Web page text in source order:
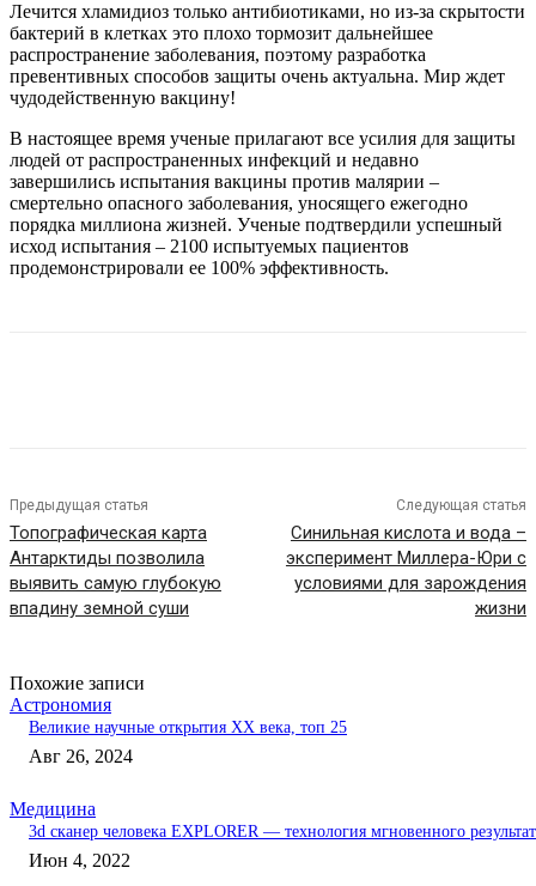
Лечится хламидиоз только антибиотиками, но из-за скрытости
бактерий в клетках это плохо тормозит дальнейшее
распространение заболевания, поэтому разработка
превентивных способов защиты очень актуальна. Мир ждет
чудодейственную вакцину!
В настоящее время ученые прилагают все усилия для защиты
людей от распространенных инфекций и недавно
завершились испытания вакцины против малярии –
смертельно опасного заболевания, уносящего ежегодно
порядка миллиона жизней. Ученые подтвердили успешный
исход испытания – 2100 испытуемых пациентов
продемонстрировали ее 100% эффективность.
Предыдущая статья
Топографическая карта
Антарктиды позволила
выявить самую глубокую
впадину земной суши
Следующая статья
Синильная кислота и вода –
эксперимент Миллера-Юри с
условиями для зарождения
жизни
Похожие записи
Астрономия
Великие научные открытия XX века, топ 25
Авг 26, 2024
Медицина
3d сканер человека EXPLORER — технология мгновенного
Июн 4, 2022